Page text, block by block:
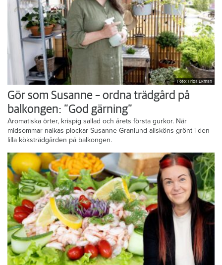
Foto: Frida Ekman
Gör som Susanne – ordna trädgård på
balkongen: ”God gärning”
Aromatiska örter, krispig sallad och årets första gurkor. När
midsommar nalkas plockar Susanne Granlund allsköns grönt i den
lilla köksträdgården på balkongen.